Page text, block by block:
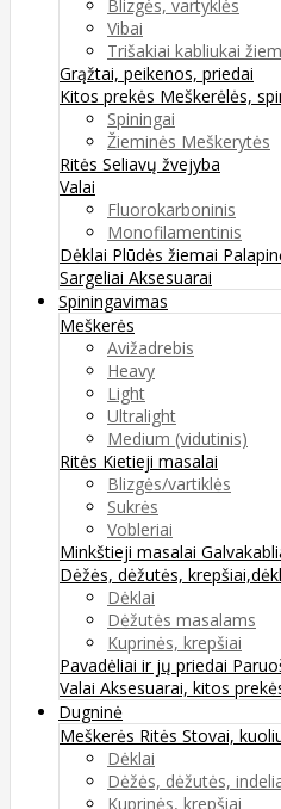
Blizgės, vartyklės
Vibai
Trišakiai kabliukai
Grąžtai, peikenos, priedai
Kitos prekės Meškerėlės,
Spiningai
Žieminės Meškerytės
Ritės Seliavų žvejyba
Valai
Fluorokarboninis
Monofilamentinis
Dėklai Plūdės žiemai
Sargeliai Aksesuarai
Spiningavimas
Meškerės
Avižadrebis
Heavy
Light
Ultralight
Medium (vidutinis)
Ritės Kietieji masalai
Blizgės/vartiklės
Sukrės
Vobleriai
Minkštieji masalai
Dėžės, dėžutės,
Dėklai
Dėžutės masalams
Kuprinės, krepšiai
Pavadėliai ir jų priedai
Valai Aksesuarai, kitos
Dugninė
Meškerės Ritės Stovai,
Dėklai
Dėžės, dėžutės,
Kuprinės, krepšiai